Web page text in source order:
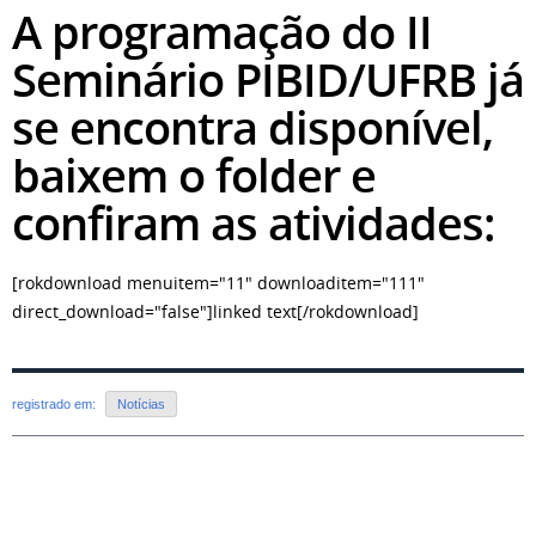
A programação do II
Seminário PIBID/UFRB já
se encontra disponível,
baixem o folder e
confiram as atividades:
[rokdownload menuitem="11" downloaditem="111"
direct_download="false"]linked text[/rokdownload]
registrado em: Notícias